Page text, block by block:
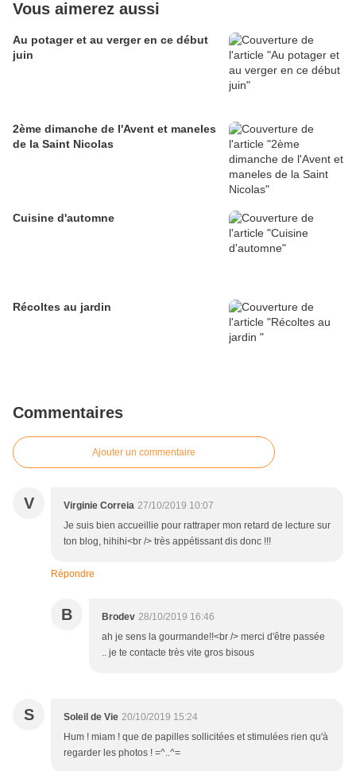
Vous aimerez aussi
Au potager et au verger en ce début
juin
2ème dimanche de l'Avent et maneles
de la Saint Nicolas
Cuisine d'automne
Récoltes au jardin
Commentaires
Ajouter un commentaire
V Virginie Correia 27/10/2019 10:07
Je suis bien accueillie pour rattraper mon retard de lecture sur
ton blog, hihihi<br /> très appétissant dis donc !!!
Répondre
B Brodev 28/10/2019 16:46
ah je sens la gourmande!!<br /> merci d'être passée
.. je te contacte très vite gros bisous
S Soleil de Vie 20/10/2019 15:24
Hum ! miam ! que de papilles sollicitées et stimulées rien qu'à
regarder les photos ! =^..^=